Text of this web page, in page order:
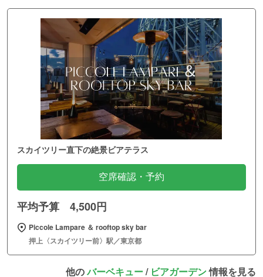
スカイツリー直下の絶景ビアテラス
空席確認・予約
平均予算 4,500円
Piccole Lampare ＆ rooftop sky bar
押上〈スカイツリー前〉駅／東京都
他のバーベキュー/ ビアガーデン情報を見る